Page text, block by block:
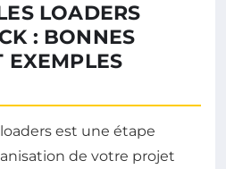
LOADERS
: BONNES
EXEMPLES
est une étape
de votre projet